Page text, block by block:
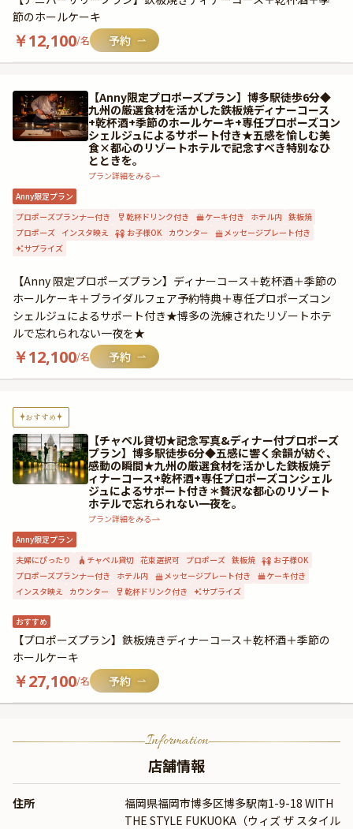
節のホールケーキ
￥12,100/名
【Anny限定プロポーズプラン】博多駅徒歩6分◆
九州の厳選食材を活かした鉄板焼ディナーコース
+乾杯酒+季節のホールケーキ+専任プロポーズコン
シェルジュによるサポート付き★五感を愉しむ美
食×都心のリゾートホテルで記念すべき特別なひ
とときを。
プラン詳細をみる
Anny限定プラン
プロポーズプランナー付き
乾杯ドリンク付き ケーキ付き ホテル内 鉄板焼
プロポーズ インスタ映え お子様OK カウンター
メッセージプレート付き
サプライズ
【Anny 限定プロポーズプラン】ディナーコース＋乾杯酒＋季節の
ホールケーキ＋ブライダルフェア予約特典＋専任プロポーズコン
シェルジュによるサポート付き★博多の洗練されたリゾートホテ
ルで忘れられない一夜を★
￥12,100/名
おすすめ
【チャペル貸切★記念写真&ディナー付プロポーズ
プラン】博多駅徒歩6分◆五感に響く余韻が紡ぐ、
感動の瞬間★九州の厳選食材を活かした鉄板焼デ
ィナーコース+乾杯酒+専任プロポーズコンシェル
ジュによるサポート付き＊贅沢な都心のリゾート
ホテルで忘れられない一夜を。
プラン詳細をみる
Anny限定プラン
夫婦にぴったり
チャペル貸切 花束選択可 プロポーズ 鉄板焼
お子様OK
プロポーズプランナー付き
ホテル内 メッセージプレート付き
ケーキ付き
インスタ映え
カウンター 乾杯ドリンク付き サプライズ
おすすめ
【プロポーズプラン】鉄板焼きディナーコース＋乾杯酒＋季節の
ホールケーキ
￥27,100/名
Information
店舗情報
住所
福岡県福岡市博多区博多駅南1-9-18 WITH
THE STYLE FUKUOKA（ウィズ ザ スタイル